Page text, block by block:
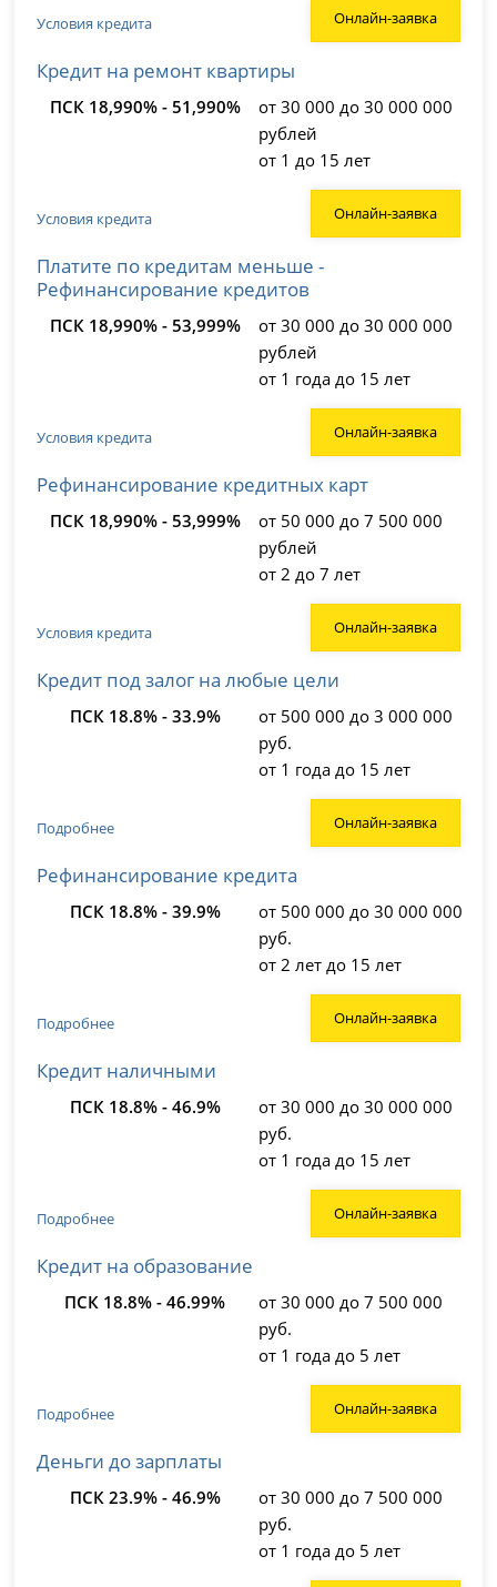
Условия кредита Онлайн-заявка
Кредит на ремонт квартиры
ПСК 18,990% - 51,990%
от 30 000 до 30 000 000
рублей
от 1 до 15 лет
Условия кредита Онлайн-заявка
Платите по кредитам меньше -
Рефинансирование кредитов
ПСК 18,990% - 53,999%
от 30 000 до 30 000 000
рублей
от 1 года до 15 лет
Условия кредита Онлайн-заявка
Рефинансирование кредитных карт
ПСК 18,990% - 53,999%
от 50 000 до 7 500 000
рублей
от 2 до 7 лет
Условия кредита Онлайн-заявка
Кредит под залог на любые цели
ПСК 18.8% - 33.9%
от 500 000 до 3 000 000
руб.
от 1 года до 15 лет
Подробнее Онлайн-заявка
Рефинансирование кредита
ПСК 18.8% - 39.9%
от 500 000 до 30 000 000
руб.
от 2 лет до 15 лет
Подробнее Онлайн-заявка
Кредит наличными
ПСК 18.8% - 46.9%
от 30 000 до 30 000 000
руб.
от 1 года до 15 лет
Подробнее Онлайн-заявка
Кредит на образование
ПСК 18.8% - 46.99%
от 30 000 до 7 500 000
руб.
от 1 года до 5 лет
Подробнее Онлайн-заявка
Деньги до зарплаты
ПСК 23.9% - 46.9%
от 30 000 до 7 500 000
руб.
от 1 года до 5 лет